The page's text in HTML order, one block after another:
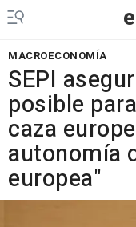
MACROECONOMÍA
SEPI
posible
caza
autonomía
europea"